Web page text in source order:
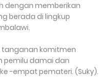
dengan memberikan
berada di lingkup
tanganan komitmen
pemilu damai dan
-empat pemateri. (Suky).